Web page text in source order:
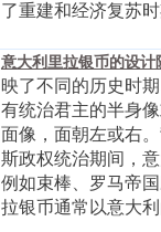
了重建和经济复苏
意大利里拉银币的设
映了不同的历史时
有统治君主的半身
面像，面朝左或右
斯政权统治期间，
例如束棒、罗马帝
拉银币通常以意大